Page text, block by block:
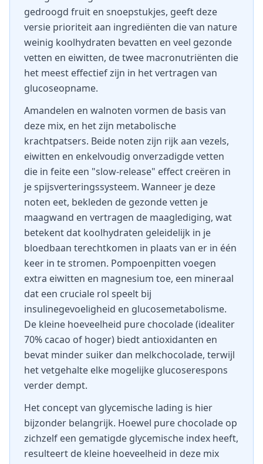
gedroogd fruit en snoepstukjes, geeft deze
versie prioriteit aan ingrediënten die van nature
weinig koolhydraten bevatten en veel gezonde
vetten en eiwitten, de twee macronutriënten die
het meest effectief zijn in het vertragen van
glucoseopname.
Amandelen en walnoten vormen de basis van
deze mix, en het zijn metabolische
krachtpatsers. Beide noten zijn rijk aan vezels,
eiwitten en enkelvoudig onverzadigde vetten
die in feite een "slow-release" effect creëren in
je spijsverteringssysteem. Wanneer je deze
noten eet, bekleden de gezonde vetten je
maagwand en vertragen de maaglediging, wat
betekent dat koolhydraten geleidelijk in je
bloedbaan terechtkomen in plaats van er in één
keer in te stromen. Pompoenpitten voegen
extra eiwitten en magnesium toe, een mineraal
dat een cruciale rol speelt bij
insulinegevoeligheid en glucosemetabolisme.
De kleine hoeveelheid pure chocolade (idealiter
70% cacao of hoger) biedt antioxidanten en
bevat minder suiker dan melkchocolade, terwijl
het vetgehalte elke mogelijke glucoserespons
verder dempt.
Het concept van glycemische lading is hier
bijzonder belangrijk. Hoewel pure chocolade op
zichzelf een gematigde glycemische index heeft,
resulteert de kleine hoeveelheid in deze mix